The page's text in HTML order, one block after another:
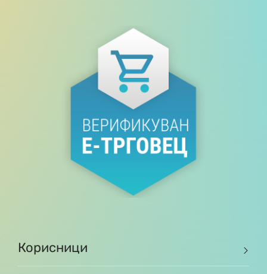
Корисници